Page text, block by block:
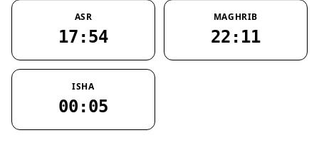
ASR
17:54
MAGHRIB
22:11
ISHA
00:05